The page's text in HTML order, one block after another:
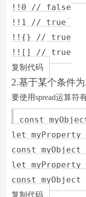
!!0 // false
!!1 // true
!!{} // true
!![] // true
复制代码
2.基于某个条件
要使用spread运算符
const
let myProperty
const
let
const
复制代码